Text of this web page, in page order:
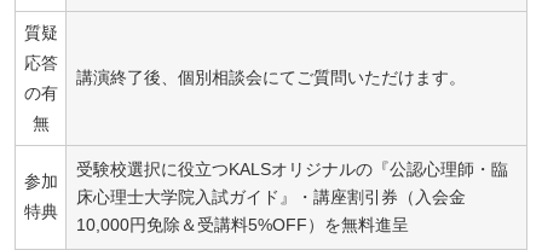
質疑
応答
の有
無
講演終了後、個別相談会にてご質問いただけます。
参加
特典
受験校選択に役立つKALSオリジナルの『公認心理師・臨
床心理士大学院入試ガイド』・講座割引券（入会金
10,000円免除＆受講料5%OFF）を無料進呈